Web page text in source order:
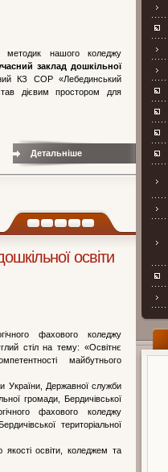
методик нашого коледжу
заклад дошкільної
КЗ СОР «Лебединський
дієвим простором для
Детальніше
освіти
фахового коледжу
стіл на тему: «Освітнє
майбутнього
України, Державної служби
громади, Бердичівської
фахового коледжу
територіальної
якості освіти, коледжем та